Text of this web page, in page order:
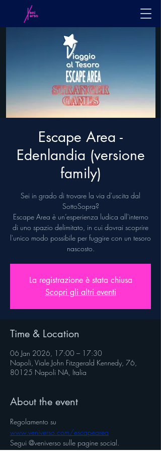
Escape Area -
Edenlandia (versione
family)
Sei in grado di trovare la via d'uscita dal
SottoSopra?
Escape Area è un’esperienza ludica all'interno
di uno spazio delimitato, in cui dovrai scoprire
l'unico modo possibile per fuggire con un tesoro
nascosto.
La registrazione è stata chiusa
Scopri gli altri eventi
Time & Location
06 Jan 2026, 17:00 – 17:30
Napoli, Viale John Fitzgerald Kennedy, 76,
80125 Napoli NA, Italia
About the event
Regolamento su
www.veniverso.com/escapearea
Segui @veniverso sulle pagine social.